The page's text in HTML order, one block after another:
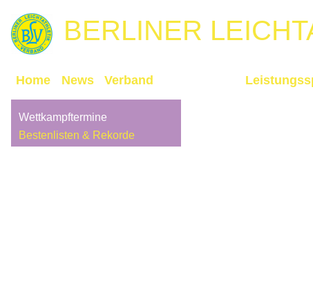
BERLINER
Home News Verband
Wettkampftermine
Bestenlisten & Rekorde